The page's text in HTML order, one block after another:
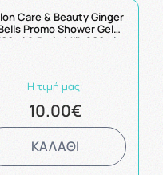
Care & Beauty Ginger
Promo Shower Gel
& Body Milk 200ml
Η τιμή μας:
10.00€
ΚΑΛΑΘΙ